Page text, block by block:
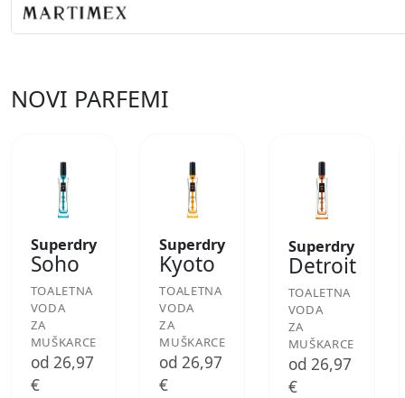
NOVI PARFEMI
Superdry
Soho
TOALETNA
VODA
ZA
MUŠKARCE
od 26,97
€
Superdry
Kyoto
TOALETNA
VODA
ZA
MUŠKARCE
od 26,97
€
Superdry
Detroit
TOALETNA
VODA
ZA
MUŠKARCE
od 26,97
€